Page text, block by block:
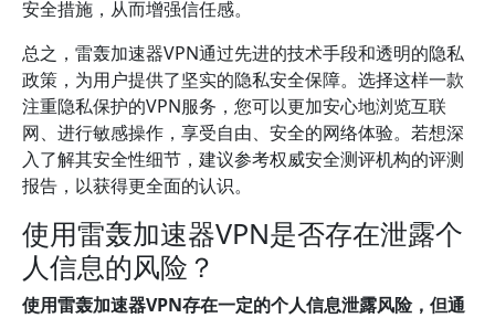
安全措施，从而增强信任感。
总之，雷轰加速器VPN通过先进的技术手段和透明的隐私
政策，为用户提供了坚实的隐私安全保障。选择这样一款
注重隐私保护的VPN服务，您可以更加安心地浏览互联
网、进行敏感操作，享受自由、安全的网络体验。若想深
入了解其安全性细节，建议参考权威安全测评机构的评测
报告，以获得更全面的认识。
使用雷轰加速器VPN是否存在泄露个
人信息的风险？
使用雷轰加速器VPN存在一定的个人信息泄露风险，但通